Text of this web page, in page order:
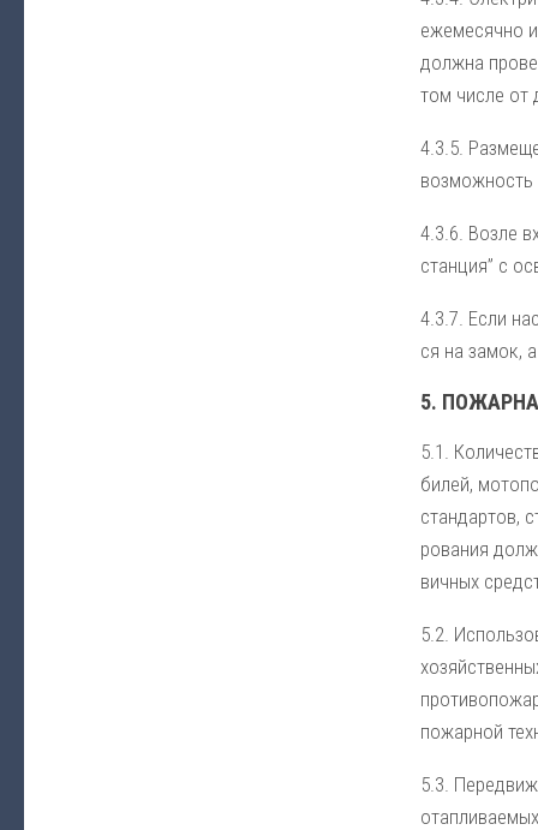
еже­ме­сяч­но
долж­на
том чис­ле от
4.3.5.
воз­мож­ность
4.3.6. Воз­ле
стан­ция” с
4.3.7. Ес­ли
ся на за­мок,
5.
5.1.
би­лей,
стан­дар­тов,
ро­ва­ния
вич­ных
5.2.
по­жар­ной
5.3.